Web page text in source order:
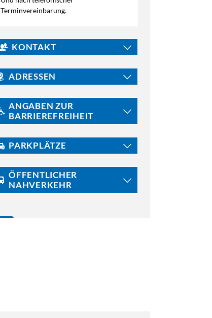
Terminvereinbarung.
ADRESSEN
KONTAKT
ÖFFENTLICHER
NAHVERKEHR
PARKPLÄTZE
ANGABEN ZUR
BARRIEREFREIHEIT